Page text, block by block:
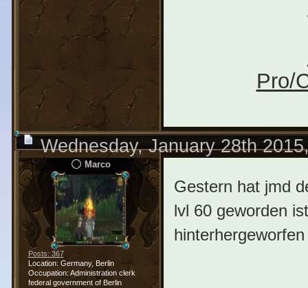
Pro/
Wednesday, January 28th
Marco
Posts: 367
Location: Germany, Berlin
Occupation: Administration clerk
federal government of Berlin
Gestern hat jmd
lvl 60 geworden